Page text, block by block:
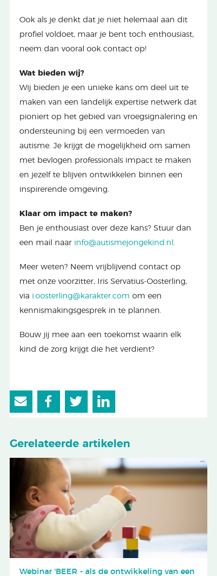
Ook als je denkt dat je niet helemaal aan dit
profiel voldoet, maar je bent toch enthousiast,
neem dan vooral ook contact op!
Wat bieden wij?
Wij bieden je een unieke kans om deel uit te
maken van een landelijk expertise netwerk dat
pioniert op het gebied van vroegsignalering en
ondersteuning bij een vermoeden van
autisme. Je krijgt de mogelijkheid om samen
met bevlogen professionals impact te maken
en jezelf te blijven ontwikkelen binnen een
inspirerende omgeving.
Klaar om impact te maken?
Ben je enthousiast over deze kans? Stuur dan
een mail naar info@autismejongekind.nl
Meer weten? Neem vrijblijvend contact op
met onze voorzitter, Iris Servatius-Oosterling,
via i.oosterling@karakter.com om een
kennismakingsgesprek in te plannen.
Bouw jij mee aan een toekomst waarin elk
kind de zorg krijgt die het verdient?
Gerelateerde artikelen
Webinar 'BEER - als de ontwikkeling van een